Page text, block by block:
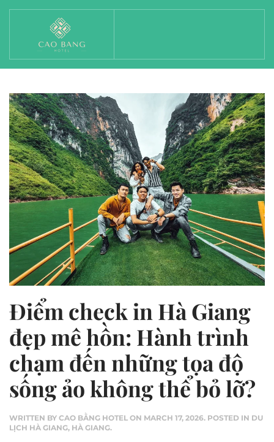
Skip to main content
Điểm check in Hà Giang
đẹp mê hồn: Hành trình
chạm đến những tọa độ
sống ảo không thể bỏ lỡ?
WRITTEN BY CAO BẰNG HOTEL ON MARCH 17, 2026. POSTED IN DU
LỊCH HÀ GIANG, HÀ GIANG.